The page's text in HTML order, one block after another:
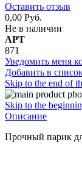
Оставить отзыв
0,00 Руб.
Не в наличии
АРТ
871
Уведомить меня
Добавить в
Skip to the end of
Skip to the
Описание
Прочный парик